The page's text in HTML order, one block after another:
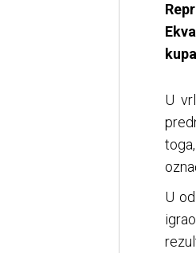
U
U